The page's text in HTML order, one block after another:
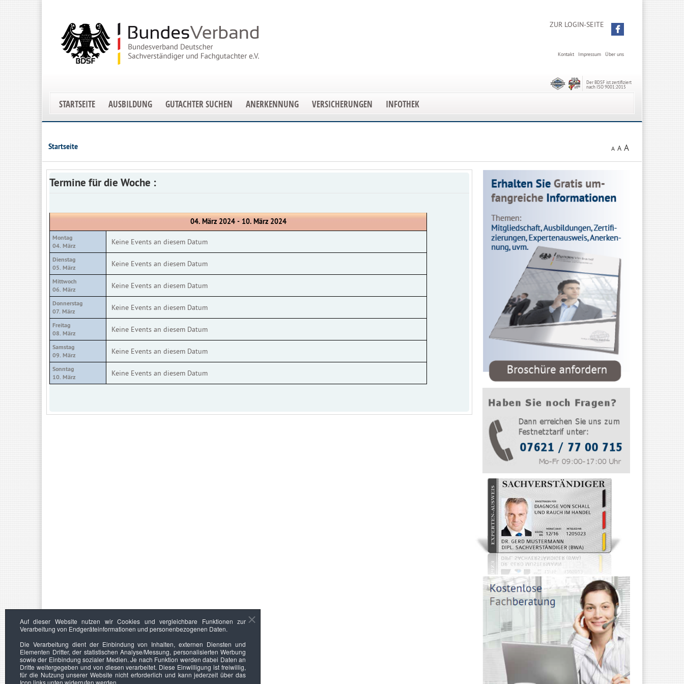
ZUR LOGIN-SEITE
Über uns
Impressum
Kontakt
Der BDSF ist zertifiziert
nach ISO 9001:2015
STARTSEITE AUSBILDUNG GUTACHTER SUCHEN ANERKENNUNG VERSICHERUNGEN INFOTHEK
Startseite A A A
Termine für die Woche :
04. März 2024 - 10. März 2024
Montag
04. März
Keine Events an diesem Datum
Dienstag
05. März
Keine Events an diesem Datum
Mittwoch
06. März
Keine Events an diesem Datum
Donnerstag
07. März
Keine Events an diesem Datum
Freitag
08. März
Keine Events an diesem Datum
Samstag
09. März
Keine Events an diesem Datum
Sonntag
10. März
Keine Events an diesem Datum
Auf dieser Website nutzen wir Cookies und vergleichbare Funktionen zur
Verarbeitung von Endgeräteinformationen und personenbezogenen Daten.
Die Verarbeitung dient der Einbindung von Inhalten, externen Diensten und
Elementen Dritter, der statistischen Analyse/Messung, personalisierten Werbung
sowie der Einbindung sozialer Medien. Je nach Funktion werden dabei Daten an
Dritte weitergegeben und von diesen verarbeitet. Diese Einwilligung ist freiwillig,
für die Nutzung unserer Website nicht erforderlich und kann jederzeit über das
Icon links unten widerrufen werden.